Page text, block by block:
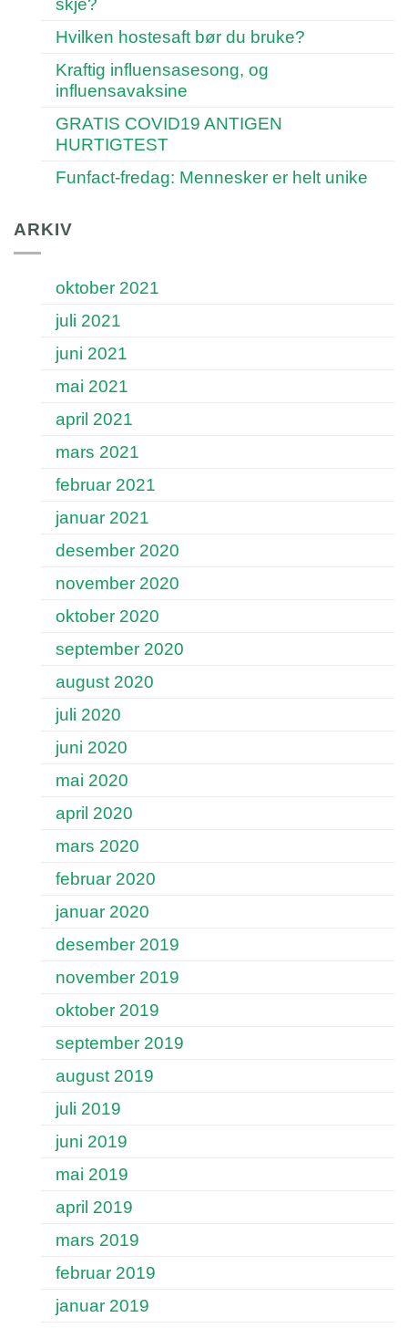
Hvilken hostesaft bør du bruke?
Kraftig influensasesong, og
influensavaksine
GRATIS COVID19 ANTIGEN
HURTIGTEST
Funfact-fredag: Mennesker er helt unike
ARKIV
oktober 2021
juli 2021
juni 2021
mai 2021
april 2021
mars 2021
februar 2021
januar 2021
desember 2020
november 2020
oktober 2020
september 2020
august 2020
juli 2020
juni 2020
mai 2020
april 2020
mars 2020
februar 2020
januar 2020
desember 2019
november 2019
oktober 2019
september 2019
august 2019
juli 2019
juni 2019
mai 2019
april 2019
mars 2019
februar 2019
januar 2019